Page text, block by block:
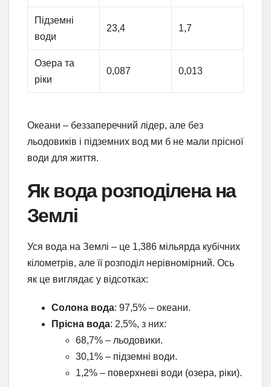
Підземні
води
23,4 1,7
Озера та
ріки
0,087 0,013
Океани – беззаперечний лідер, але без
льодовиків і підземних вод ми б не мали прісної
води для життя.
Як вода розподілена на
Землі
Уся вода на Землі – це 1,386 мільярда кубічних
кілометрів, але її розподіл нерівномірний. Ось
як це виглядає у відсотках:
Солона вода: 97,5% – океани.
Прісна вода: 2,5%, з них:
68,7% – льодовики.
30,1% – підземні води.
1,2% – поверхневі води (озера, ріки).